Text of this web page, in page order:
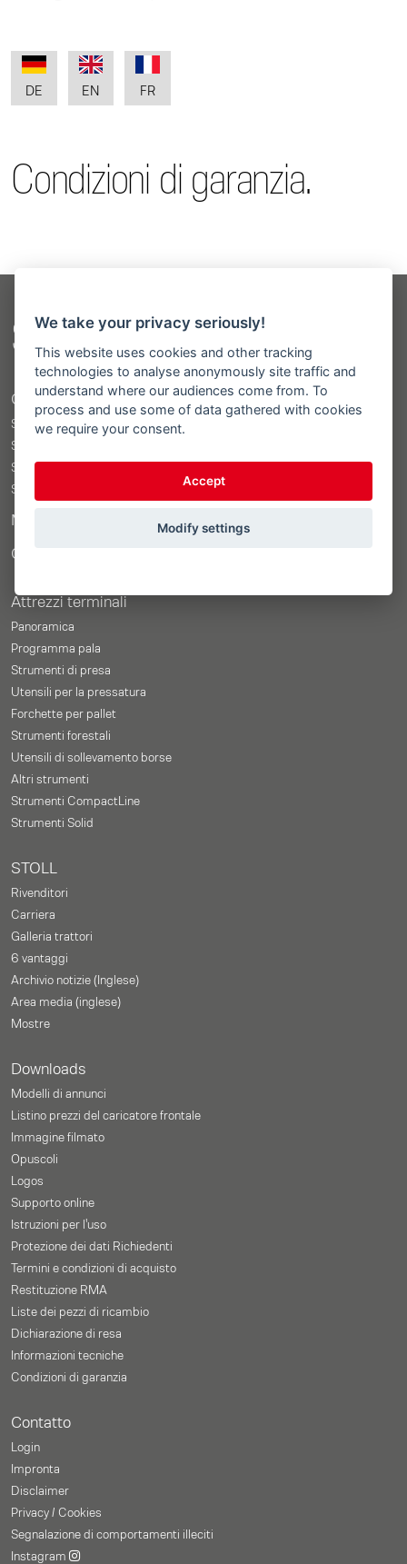
DE EN FR
Condizioni di garanzia.
Sitemap
Caricatore frontale
STOLL ProfiLine ISOBUSConnected
STOLL ProfiLine
STOLL Solid
STOLL CompactLine
Merchandise Shop
Configuratore del prezzo
Attrezzi terminali
Panoramica
Programma pala
Strumenti di presa
Utensili per la pressatura
Forchette per pallet
Strumenti forestali
Utensili di sollevamento borse
Altri strumenti
Strumenti CompactLine
Strumenti Solid
STOLL
Rivenditori
Carriera
Galleria trattori
6 vantaggi
Archivio notizie (Inglese)
Area media (inglese)
Mostre
Downloads
Modelli di annunci
Listino prezzi del caricatore frontale
Immagine filmato
Opuscoli
Logos
Supporto online
Istruzioni per l'uso
Protezione dei dati Richiedenti
Termini e condizioni di acquisto
Restituzione RMA
Liste dei pezzi di ricambio
Dichiarazione di resa
Informazioni tecniche
Condizioni di garanzia
Contatto
Login
Impronta
Disclaimer
Privacy / Cookies
Segnalazione di comportamenti illeciti
Instagram
We take your privacy seriously!
This website uses cookies and other tracking
technologies to analyse anonymously site traffic and
understand where our audiences come from. To
process and use some of data gathered with cookies
we require your consent.
Accept
Modify settings